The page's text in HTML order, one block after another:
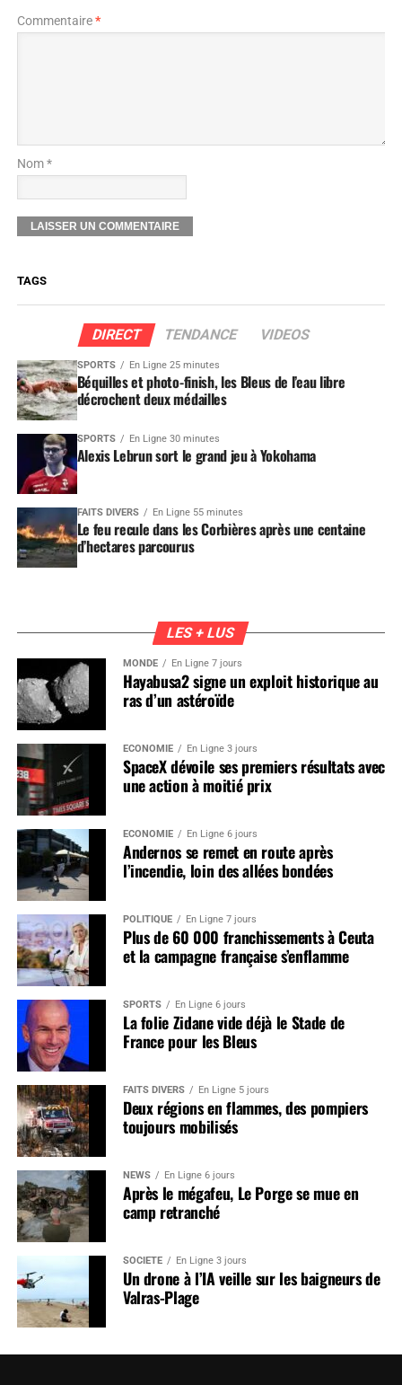
Commentaire*
Nom *
TAGS
DIRECT TENDANCE VIDEOS
SPORTS En Ligne 25 minutes
Béquilles et photo-finish, les Bleus de l’eau libre
décrochent deux médailles
SPORTS En Ligne 30 minutes
Alexis Lebrun sort le grand jeu à Yokohama
FAITS DIVERS En Ligne 55 minutes
Le feu recule dans les Corbières après une centaine
d’hectares parcourus
LES + LUS
MONDE En Ligne 7 jours
Hayabusa2 signe un exploit historique au
ras d’un astéroïde
ÉCONOMIE En Ligne 3 jours
SpaceX dévoile ses premiers résultats avec
une action à moitié prix
ÉCONOMIE En Ligne 6 jours
Andernos se remet en route après
l’incendie, loin des allées bondées
POLITIQUE En Ligne 7 jours
Plus de 60 000 franchissements à Ceuta
et la campagne française s’enflamme
SPORTS En Ligne 6 jours
La folie Zidane vide déjà le Stade de
France pour les Bleus
FAITS DIVERS En Ligne 5 jours
Deux régions en flammes, des pompiers
toujours mobilisés
NEWS En Ligne 6 jours
Après le mégafeu, Le Porge se mue en
camp retranché
SOCIÉTÉ En Ligne 3 jours
Un drone à l’IA veille sur les baigneurs de
Valras-Plage